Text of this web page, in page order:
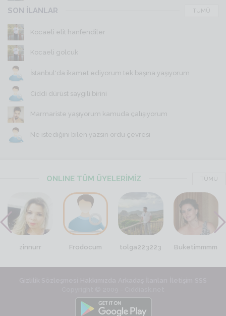
SON İLANLAR TÜMÜ
Kocaeli elit hanfendiler
Kocaeli golcuk
İstanbul'da ikamet ediyorum tek başına yaşıyorum
Ciddi dürüst saygili birini
Marmariste yaşıyorum kamuda çalışıyorum
Ne istediğini bilen yazsın ordu çevresi
ONLINE TÜM ÜYELERİMİZ TÜMÜ
zinnurr Frodocum tolga223223 Buketimmmm